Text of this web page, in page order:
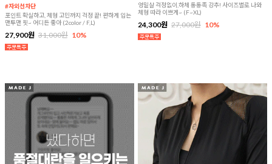
#자외선차단
포인트 확실하고, 체형 고민까지 걱정 끝! 편하게 입는
맨투맨 핏~ 어디든 좋아 (2color / F,L)
27,900원 31,000원 10%
엉밑살 걱정없이,하체 통통족 강추! 사이즈별로 나와
체형 따라 이쁘게~ (F~XL)
24,300원 27,000원 10%